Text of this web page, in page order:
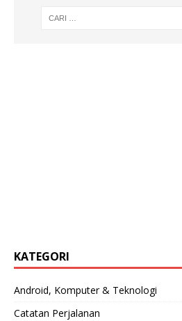
KATEGORI
Android, Komputer & Teknologi
Catatan Perjalanan